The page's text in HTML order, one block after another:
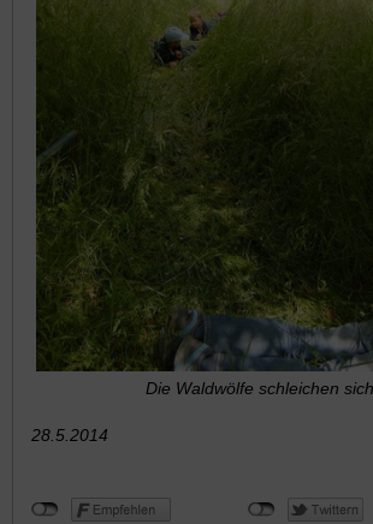
Die Waldwölfe schleichen sich
28.5.2014